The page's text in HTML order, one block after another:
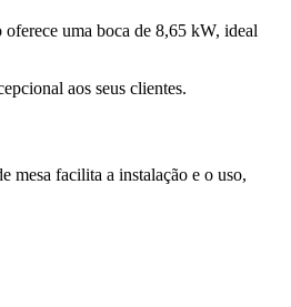
uma boca de 8,65 kW, ideal
aos seus clientes.
mesa facilita a instalação e o uso,